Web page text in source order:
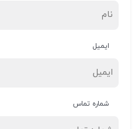
ایمیل
شماره تماس